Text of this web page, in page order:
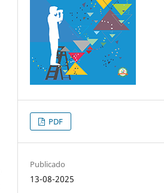
PDF
Publicado
13-08-2025